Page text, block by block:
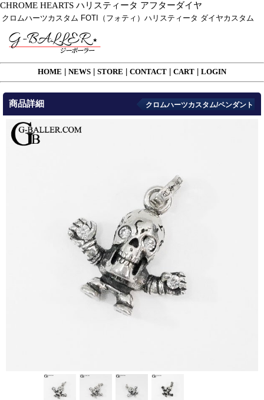
CHROME HEARTS ハリスティータ アフターダイヤ
クロムハーツカスタム FOTI（フォティ）ハリスティータ ダイヤカスタム
HOME NEWS STORE CONTACT CART LOGIN
商品詳細 クロムハーツカスタム/ペンダント